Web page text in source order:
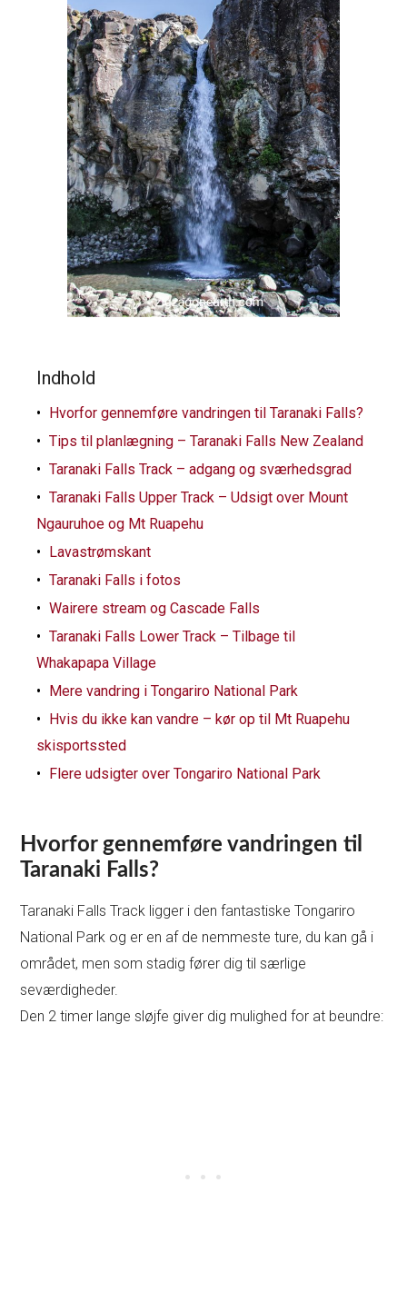
Indhold
Hvorfor gennemføre vandringen til Taranaki Falls?
Tips til planlægning – Taranaki Falls New Zealand
Taranaki Falls Track – adgang og sværhedsgrad
Taranaki Falls Upper Track – Udsigt over Mount
Ngauruhoe og Mt Ruapehu
Lavastrømskant
Taranaki Falls i fotos
Wairere stream og Cascade Falls
Taranaki Falls Lower Track – Tilbage til
Whakapapa Village
Mere vandring i Tongariro National Park
Hvis du ikke kan vandre – kør op til Mt Ruapehu
skisportssted
Flere udsigter over Tongariro National Park
Hvorfor gennemføre vandringen til
Taranaki Falls?
Taranaki Falls Track ligger i den fantastiske Tongariro
National Park og er en af de nemmeste ture, du kan gå i
området, men som stadig fører dig til særlige
seværdigheder.
Den 2 timer lange sløjfe giver dig mulighed for at beundre: